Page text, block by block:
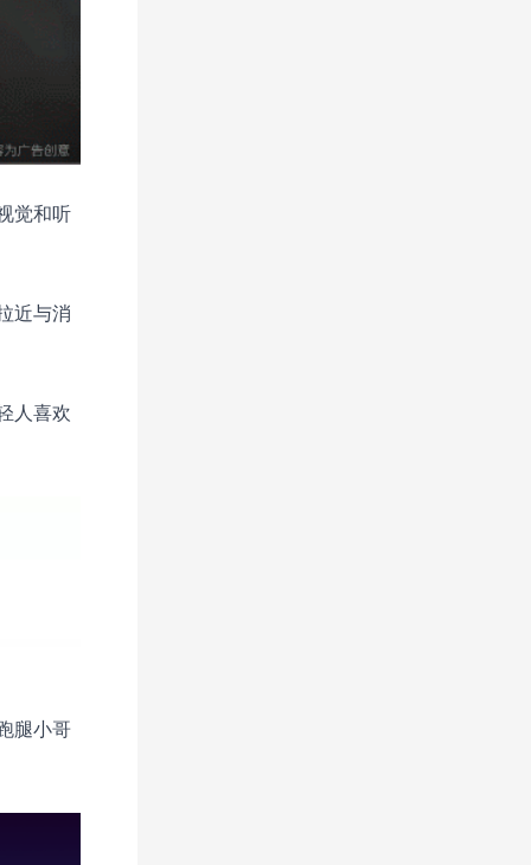
觉和听
近与消
人喜欢
腿小哥